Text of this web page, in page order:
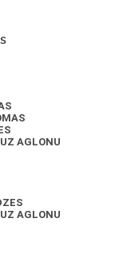
AGLONU
AGLONU